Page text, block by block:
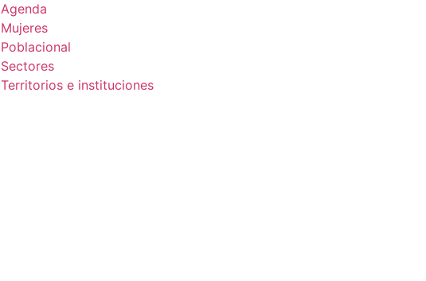
Agenda
Mujeres
Poblacional
Sectores
Territorios e instituciones